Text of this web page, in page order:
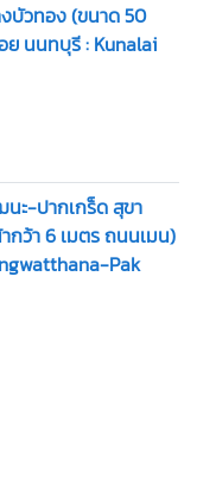
บัวทอง (ขนาด 50
ย นนทบุรี : Kunalai
ะ-ปากเกร็ด สุขา
กว้า 6 เมตร ถนนเมน)
Pak